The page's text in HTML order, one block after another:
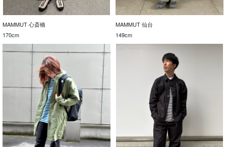
MAMMUT 心斎橋
170cm
MAMMUT 仙台
149cm